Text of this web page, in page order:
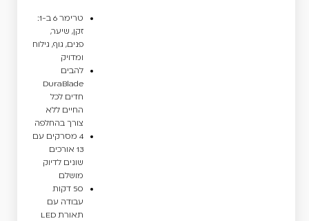
טרימר 6 ב-1:
זקן, שיער,
פנים, גוף, גילוח
ומדויק
להבים
DuraBlade
חדים לכל
החיים ללא
צורך בהחלפה
4 מסרקים עם
13 אורכים
שונים לדיוק
מושלם
50 דקות
עבודה עם
תאורת LED